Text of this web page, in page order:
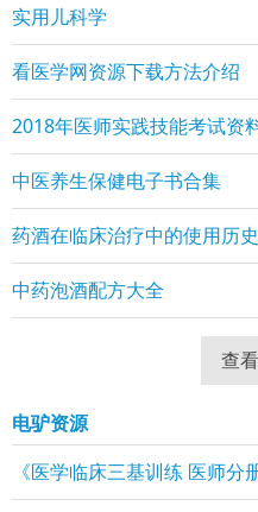
实用儿科学
看医学网资源下载方法介绍
2018年医师实践技能考试资
中医养生保健电子书合集
药酒在临床治疗中的使用历史
中药泡酒配方大全
查
电驴资源
《医学临床三基训练 医师